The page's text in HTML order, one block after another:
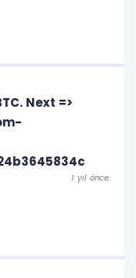
Next =>
1 yıl önce